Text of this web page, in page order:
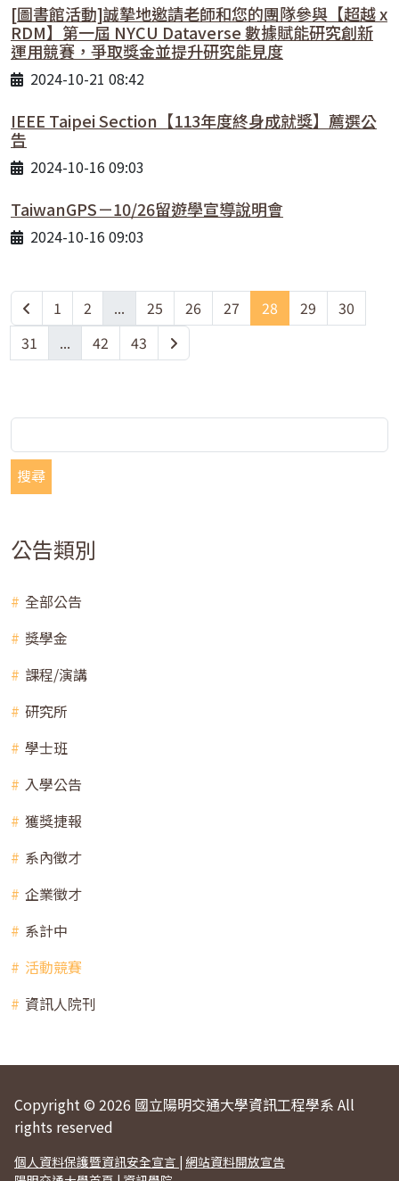
[圖書館活動]誠摯地邀請老師和您的團隊參與【超越 x
RDM】第一屆 NYCU Dataverse 數據賦能研究創新
運用競賽，爭取獎金並提升研究能見度
2024-10-21 08:42
IEEE Taipei Section【113年度終身成就獎】薦選公
告
2024-10-16 09:03
TaiwanGPS－10/26留遊學宣導說明會
2024-10-16 09:03
1 2 ... 25 26 27 28 29
30
31
... 42 43
搜尋
公告類別
全部公告
獎學金
課程/演講
研究所
學士班
入學公告
獲獎捷報
系內徵才
企業徵才
系計中
活動競賽
資訊人院刊
Copyright © 2026 國立陽明交通大學資訊工程學系 All
rights reserved
個人資料保護暨資訊安全宣言 | 網站資料開放宣告